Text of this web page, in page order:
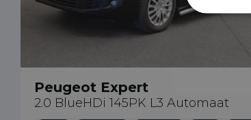
Peugeot Expert
2.0 BlueHDi 145PK L3 Automaat